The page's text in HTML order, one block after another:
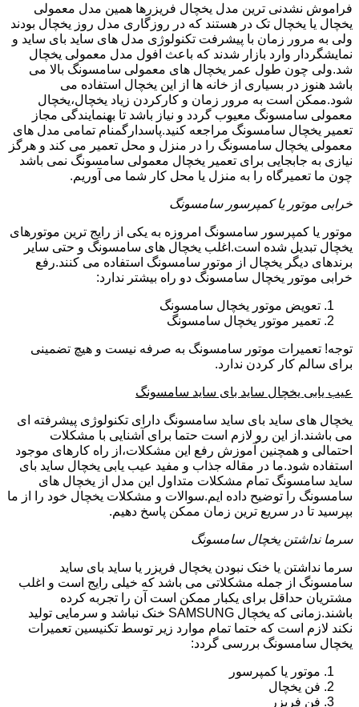
فراموش نشدنی ترین مدل یخچال فریزرها همین مدل معمولی
یخچال یا یخچال تک در هستند که در روزگاری مدل روز یخچال بودند
ولی به مرور زمان با پیشرفت تکنولوژی مدل های ساید بای ساید و
نمایشگردار وارد بازار شدند که باعث افول مدل معمولی یخچال
شد.ولی چون طول عمر یخچال های معمولی سامسونگ بالا می
باشد هنوز در بسیاری از خانه ها از این یخچال استفاده می
شود.ممکن است به مرور زمان و کارکردن زیاد یخچال،یخچال
معمولی سامسونگ معیوب گردد و نیاز باشد تا بهنمایندگی مجاز
تعمیر یخچال سامسونگ مراجعه کنید.پاسدارگمنام تمامی مدل های
معمولی یخچال سامسونگ را در منزل و محل تعمیر می کند و هرگز
نیازی به جابجایی برای تعمیر یخچال معمولی سامسونگ نمی باشد
چون ما تعمیرگاه را به منزل یا محل کار شما می آوریم.
خرابی موتور یا کمپرسور سامسونگ
موتور یا کمپرسور سامسونگ امروزه به یکی از رایج ترین موتورهای
یخچال تبدیل شده است.اغلب یخچال های سامسونگ و حتی سایر
برندهای دیگر یخچال از موتور سامسونگ استفاده می کنند.رفع
خرابی موتور یخچال سامسونگ دو راه بیشتر ندارد:
تعویض موتور یخچال سامسونگ
تعمیر موتور یخچال سامسونگ
توجه! تعمیرات موتور سامسونگ به صرفه نیست و هیچ تضمینی
برای سالم کار کردن ندارد.
عیب یابی یخچال ساید بای ساید سامسونگ
یخچال های ساید بای ساید سامسونگ دارای تکنولوژی پیشرفته ای
می باشند.از این رو لازم است حتما برای آشنایی با مشکلات
احتمالی و همچنین آموزش رفع این مشکلات،از راه کارهای موجود
استفاده شود.ما در مقاله جذاب و مفید عیب یابی یخچال ساید بای
ساید سامسونگ تمام مشکلات متداول این مدل از یخچال های
سامسونگ را توضیح داده ایم.سوالات و مشکلات یخچال خود را از ما
بپرسید تا در سریع ترین زمان ممکن پاسخ دهیم.
سرما نداشتن یخچال سامسونگ
سرما نداشتن یا خنک نبودن یخچال فریزر یا ساید بای ساید
سامسونگ از جمله مشکلاتی می باشد که خیلی رایج است و اغلب
مشتریان حداقل برای یکبار ممکن است آن را تجربه کرده
باشند.زمانی که یخچال SAMSUNG خنک نباشد و سرمایی تولید
نکند لازم است که حتما تمام موارد زیر توسط تکنیسین تعمیرات
یخچال سامسونگ بررسی گردد:
موتور یا کمپرسور
فن یخچال
فن فریزر